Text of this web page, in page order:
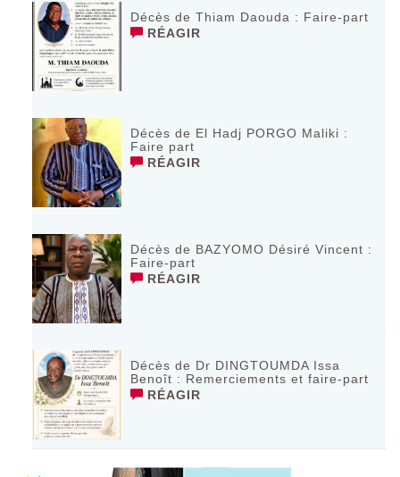
Décès de Thiam Daouda : Faire-part
RÉAGIR
Décès de El Hadj PORGO Maliki :
Faire part
RÉAGIR
Décès de BAZYOMO Désiré Vincent :
Faire-part
RÉAGIR
Décès de Dr DINGTOUMDA Issa
Benoît : Remerciements et faire-part
RÉAGIR